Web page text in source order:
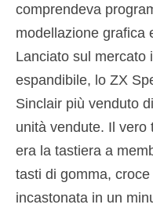
comprendeva
modellazione grafica
Lanciato sul mercato
espandibile, lo ZX
Sinclair più venduto
unità vendute. Il vero
era la tastiera a
tasti di gomma, croce
incastonata in un